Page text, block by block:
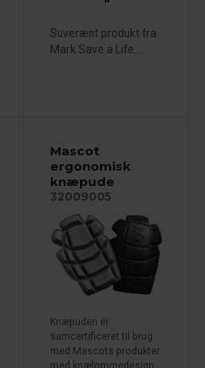
Suverænt produkt fra
Mark Save a Life....
Mascot
ergonomisk
knæpude
32009005
Knæpuden er
samcertificeret til brug
med Mascots produkter
med knælommedesign